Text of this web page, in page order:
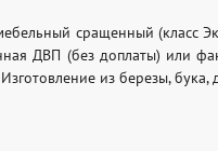
сращенный (класс
ДВП (без доплаты) или
из березы, бука,